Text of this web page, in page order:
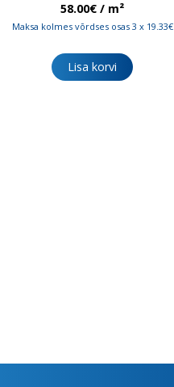
58.00€ / m²
Maksa kolmes võrdses osas 3 x 19.33€
Lisa korvi